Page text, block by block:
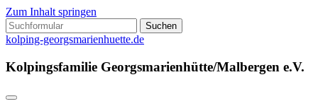
Zum Inhalt springen
Suchen
nach:
kolping-georgsmarienhuette.de
Kolpingsfamilie Georgsmarienhütte/Malbergen e.V.